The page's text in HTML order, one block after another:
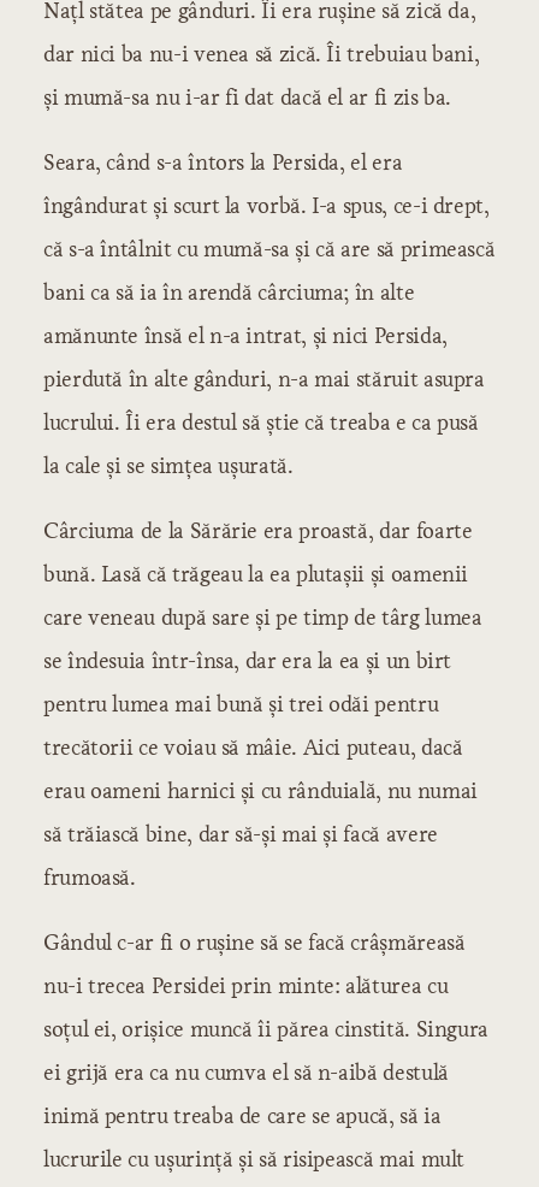
Națl stătea pe gânduri. Îi era rușine să zică da,
dar nici ba nu-i venea să zică. Îi trebuiau bani,
și mumă-sa nu i-ar fi dat dacă el ar fi zis ba.
Seara, când s-a întors la Persida, el era
îngândurat și scurt la vorbă. I-a spus, ce-i drept,
că s-a întâlnit cu mumă-sa și că are să primească
bani ca să ia în arendă cârciuma; în alte
amănunte însă el n-a intrat, și nici Persida,
pierdută în alte gânduri, n-a mai stăruit asupra
lucrului. Îi era destul să știe că treaba e ca pusă
la cale și se simțea ușurată.
Cârciuma de la Sărărie era proastă, dar foarte
bună. Lasă că trăgeau la ea plutașii și oamenii
care veneau după sare și pe timp de târg lumea
se îndesuia într-însa, dar era la ea și un birt
pentru lumea mai bună și trei odăi pentru
trecătorii ce voiau să mâie. Aici puteau, dacă
erau oameni harnici și cu rânduială, nu numai
să trăiască bine, dar să-și mai și facă avere
frumoasă.
Gândul c-ar fi o rușine să se facă crâșmăreasă
nu-i trecea Persidei prin minte: alăturea cu
soțul ei, orișice muncă îi părea cinstită. Singura
ei grijă era ca nu cumva el să n-aibă destulă
inimă pentru treaba de care se apucă, să ia
lucrurile cu ușurință și să risipească mai mult